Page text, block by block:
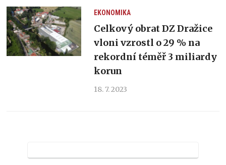
EKONOMIKA
Celkový obrat DZ Dražice
vloni vzrostl o 29 % na
rekordní téměř 3 miliardy
korun
18. 7. 2023